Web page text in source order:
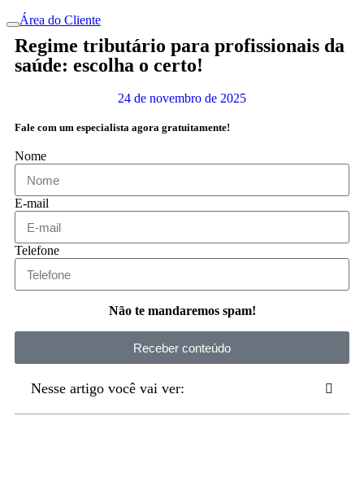
Área do Cliente
Regime tributário para profissionais da
saúde: escolha o certo!
24 de novembro de 2025
Fale com um especialista agora gratuitamente!
Nome
E-mail
Telefone
Não te mandaremos spam!
Receber conteúdo
Nesse artigo você vai ver: